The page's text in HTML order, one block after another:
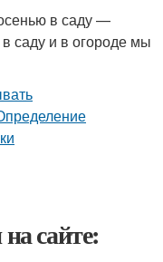
в саду —
саду и в огороде мы
сайте: